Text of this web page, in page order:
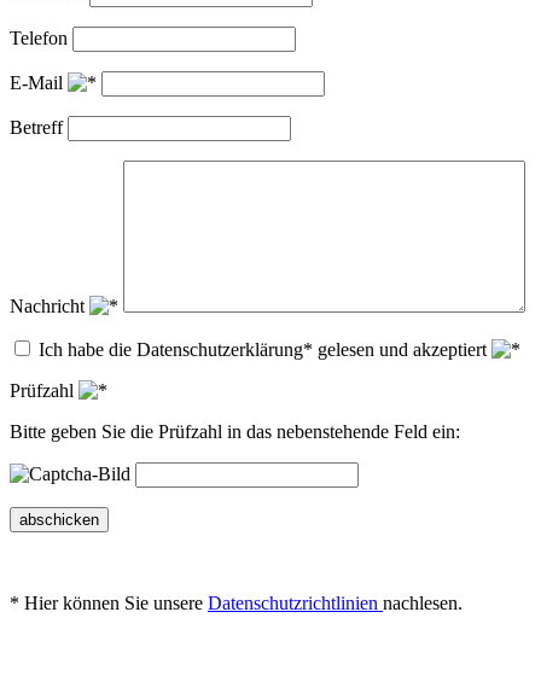
Telefon
E-Mail
Betreff
Nachricht
Ich habe die Datenschutzerklärung* gelesen und akzeptiert
Prüfzahl
Bitte geben Sie die Prüfzahl in das nebenstehende Feld ein:
abschicken
* Hier können Sie unsere Datenschutzrichtlinien nachlesen.